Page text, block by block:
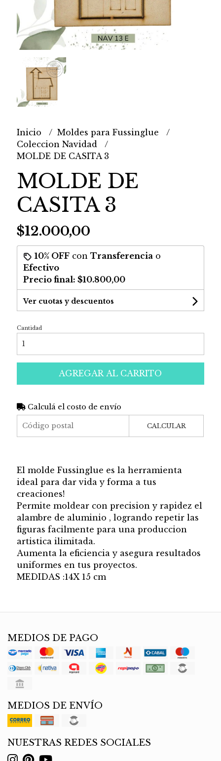
Inicio
Moldes para Fussinglue
Coleccion Navidad
MOLDE DE CASITA 3
MOLDE DE
CASITA 3
$12.000,00
10% OFFcon Transferencia o
Efectivo
Precio final: $10.800,00
Ver cuotas y descuentos
Cantidad
AGREGAR AL CARRITO
Calculá el costo de envío
CALCULAR
El molde Fussinglue es la herramienta
ideal para dar vida y forma a tus
creaciones!
Permite moldear con precision y rapidez el
alambre de aluminio , logrando repetir las
figuras facilmente para una produccion
artistica ilimitada.
Aumenta la eficiencia y asegura resultados
uniformes en tus proyectos.
MEDIDAS :14X 15 cm
MEDIOS DE PAGO
MEDIOS DE ENVÍO
NUESTRAS REDES SOCIALES